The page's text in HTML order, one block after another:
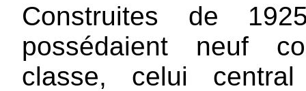
Construites de
possédaient neuf
classe, celui